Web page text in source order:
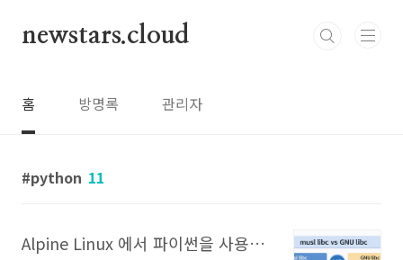
newstars.cloud
홈 방명록 관리자
python 11
Alpine Linux 에서 파이썬을 사용하면 안되는 이유